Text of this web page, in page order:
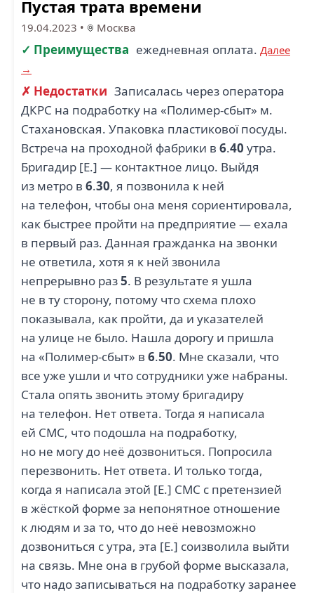
Пустая трата времени
19.04.2023 • Москва
✓ Преимущества ежедневная оплата. Далее
→
✗ Недостатки Записалась через оператора
ДКРС на подработку на «Полимер-сбыт» м.
Стахановская. Упаковка пластикової посуды.
Встреча на проходной фабрики в 6.40 утра.
Бригадир [Е.] — контактное лицо. Выйдя
из метро в 6.30, я позвонила к ней
на телефон, чтобы она меня сориентировала,
как быстрее пройти на предприятие — ехала
в первый раз. Данная гражданка на звонки
не ответила, хотя я к ней звонила
непрерывно раз5. В результате я ушла
не в ту сторону, потому что схема плохо
показывала, как пройти, да и указателей
на улице не было. Нашла дорогу и пришла
на «Полимер-сбыт» в 6.50. Мне сказали, что
все уже ушли и что сотрудники уже набраны.
Стала опять звонить этому бригадиру
на телефон. Нет ответа. Тогда я написала
ей СМС, что подошла на подработку,
но не могу до неё дозвониться. Попросила
перезвонить. Нет ответа. И только тогда,
когда я написала этой [Е.] СМС с претензией
в жёсткой форме за непонятное отношение
к людям и за то, что до неё невозможно
дозвониться с утра, эта [Е.] соизволила выйти
на связь. Мне она в грубой форме высказала,
что надо записываться на подработку заранее